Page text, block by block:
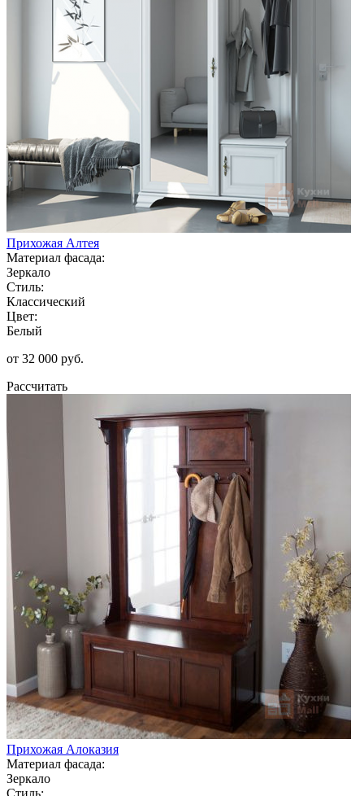
Прихожая Алтея
Материал фасада:
Зеркало
Стиль:
Классический
Цвет:
Белый
от 32 000 руб.
Рассчитать
Прихожая Алоказия
Материал фасада:
Зеркало
Стиль: